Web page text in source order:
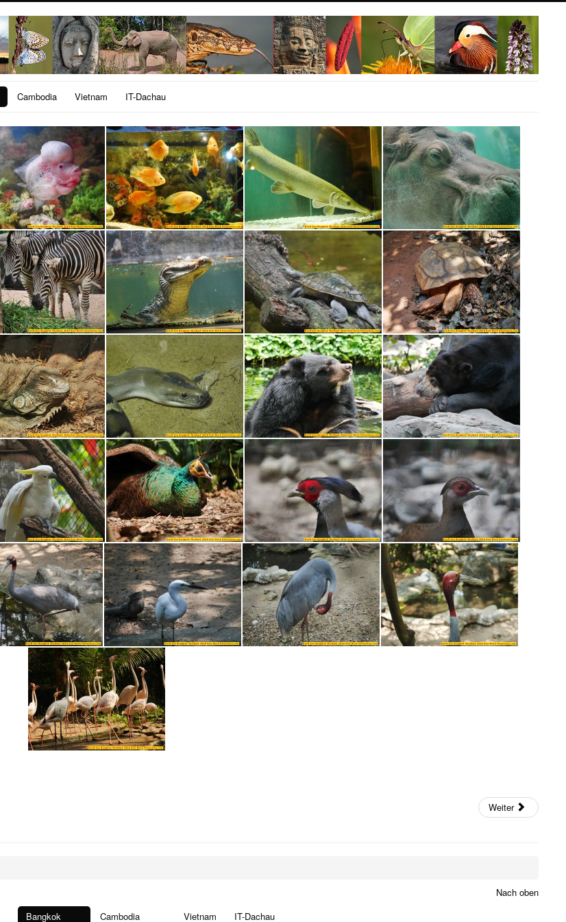
Cambodia Vietnam IT-Dachau
Weiter
Nach oben
Bangkok Cambodia Vietnam IT-Dachau